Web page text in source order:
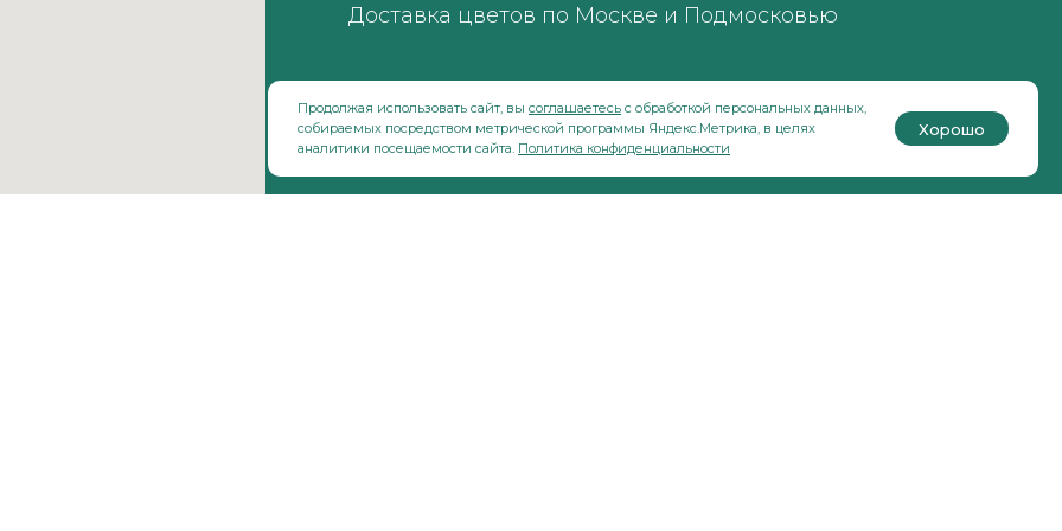
Доставка цветов по Москве и Подмосковью
Продолжая использовать сайт, вы соглашаетесь с обработкой персональных данных,
собираемых посредством метрической программы Яндекс.Метрика, в целях
аналитики посещаемости сайта. Политика конфиденциальности
Хорошо